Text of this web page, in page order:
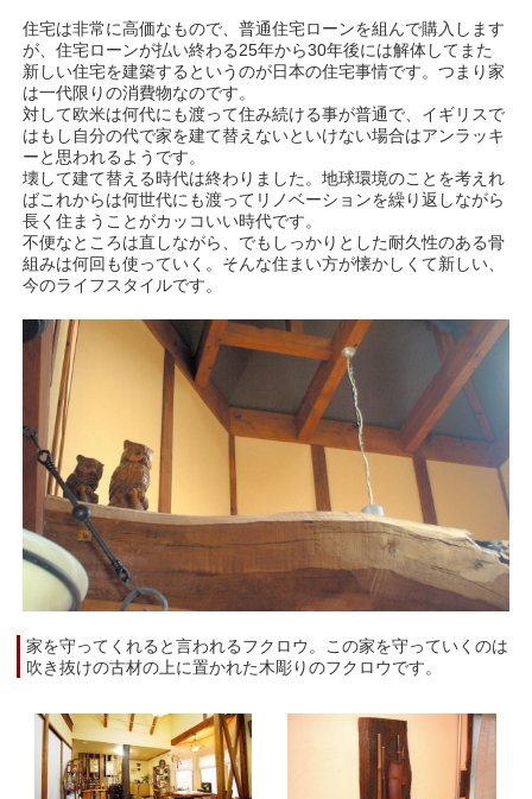
住宅は非常に高価なもので、普通住宅ローンを組んで購入します
が、住宅ローンが払い終わる25年から30年後には解体してまた
新しい住宅を建築するというのが日本の住宅事情です。つまり家
は一代限りの消費物なのです。
対して欧米は何代にも渡って住み続ける事が普通で、イギリスで
はもし自分の代で家を建て替えないといけない場合はアンラッキ
ーと思われるようです。
壊して建て替える時代は終わりました。地球環境のことを考えれ
ばこれからは何世代にも渡ってリノベーションを繰り返しながら
長く住まうことがカッコいい時代です。
不便なところは直しながら、でもしっかりとした耐久性のある骨
組みは何回も使っていく。そんな住まい方が懐かしくて新しい、
今のライフスタイルです。
家を守ってくれると言われるフクロウ。この家を守っていくのは
吹き抜けの古材の上に置かれた木彫りのフクロウです。